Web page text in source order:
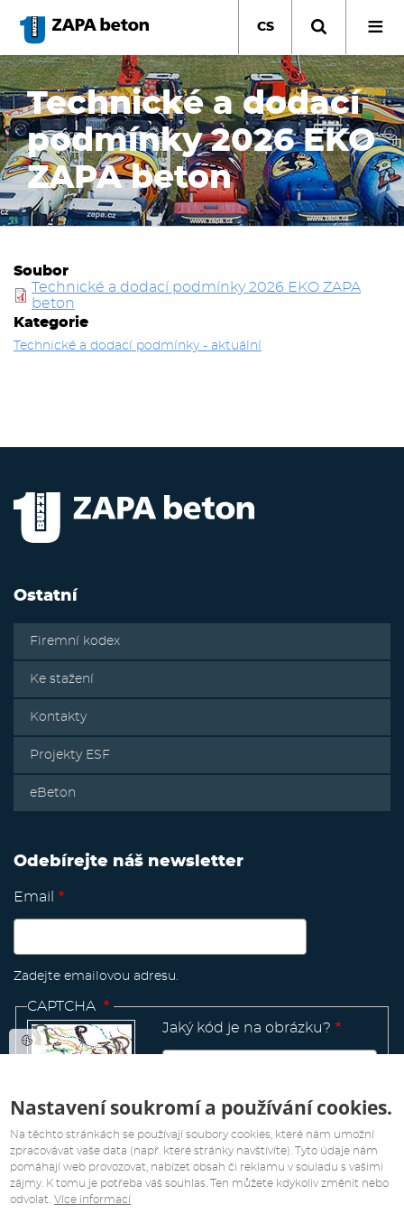
hlavnímu
obsahu
CS
Technické a dodací
podmínky 2026 EKO
ZAPA beton
Soubor
Technické a dodací podmínky 2026 EKO ZAPA
beton
Kategorie
Technické a dodací podmínky - aktuální
Ostatní
Firemní kodex
Ke stažení
Kontakty
Projekty ESF
eBeton
Odebírejte náš newsletter
Email
Zadejte emailovou adresu.
CAPTCHA
Jaký kód je na obrázku?
Manage
existing
Nastavení soukromí a používání cookies.
Na těchto stránkách se používají soubory cookies, které nám umožní
zpracovávat vaše data (např. které stránky navštívíte). Tyto údaje nám
pomáhají web provozovat, nabízet obsah či reklamu v souladu s vašimi
zájmy. K tomu je potřeba váš souhlas. Ten můžete kdykoliv změnit nebo
odvolat.
Více informací